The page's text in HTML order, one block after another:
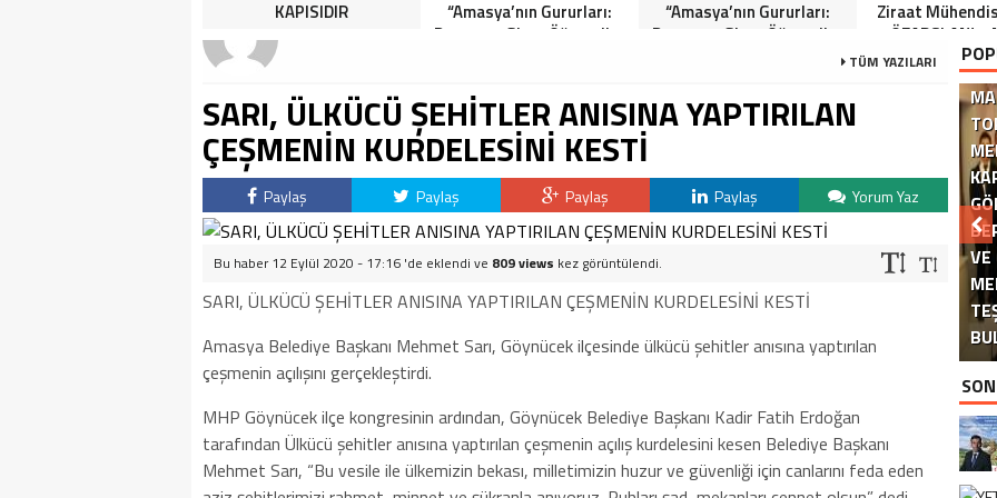
KAPISIDIR
“Amasya’nın Gururları:
Dereceye Giren Öğrenciler
“Amasya’nın Gururları:
Dereceye Giren Öğrenciler
Ziraat
Kandili
TÜM YAZILARI
SARI, ÜLKÜCÜ ŞEHİTLER ANISINA YAPTIRILAN
ÇEŞMENİN KURDELESİNİ KESTİ
Paylaş Paylaş Paylaş Paylaş Yorum Yaz
Bu haber 12 Eylül 2020 - 17:16 'de eklendi ve 809 views kez görüntülendi.
SARI, ÜLKÜCÜ ŞEHİTLER ANISINA YAPTIRILAN ÇEŞMENİN KURDELESİNİ KESTİ
Amasya Belediye Başkanı Mehmet Sarı, Göynücek ilçesinde ülkücü şehitler anısına yaptırılan
çeşmenin açılışını gerçekleştirdi.
MHP Göynücek ilçe kongresinin ardından, Göynücek Belediye Başkanı Kadir Fatih Erdoğan
tarafından Ülkücü şehitler anısına yaptırılan çeşmenin açılış kurdelesini kesen Belediye Başkanı
Mehmet Sarı, “Bu vesile ile ülkemizin bekası, milletimizin huzur ve güvenliği için canlarını feda eden
VE